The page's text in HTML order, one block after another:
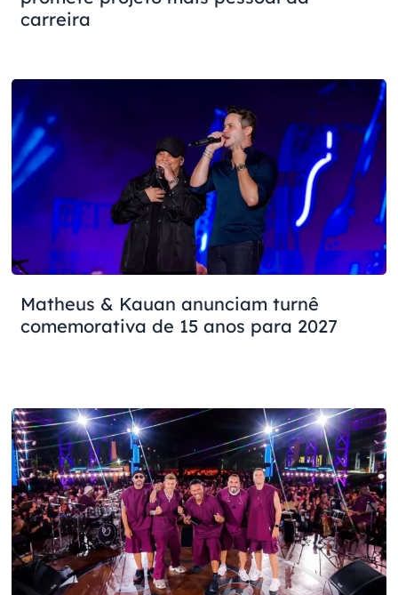
carreira
Matheus & Kauan anunciam turnê
comemorativa de 15 anos para 2027